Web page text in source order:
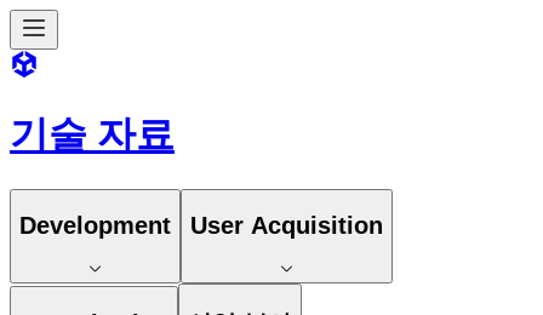
기술 자료
Development User Acquisition